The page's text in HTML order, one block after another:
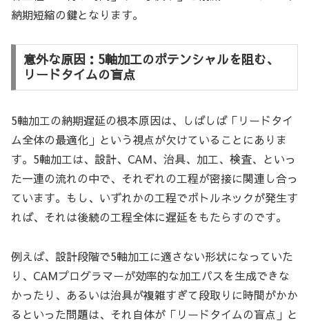
納期短縮の鍵となります。
意外な原因：5軸加工のポテンシャルを阻む、
リードタイムの盲点
5軸加工の納期遅延の根本原因は、しばしば「リードタイ
ム全体の最適化」という視点が欠けていることにありま
す。5軸加工は、設計、CAM、治具、加工、検査、といっ
た一連の流れの中で、それぞれの工程が密接に関連し合っ
ています。もし、いずれかの工程でボトルネックが発生す
れば、それは後続の工程全体に遅延をもたらすのです。
例えば、設計段階で5軸加工に適さない形状になっていた
り、CAMプログラマーが効率的な加工パスを生成できな
かったり、あるいは治具が複雑すぎて段取りに時間がかか
るといった問題は、それ自体が「リードタイムの盲点」と